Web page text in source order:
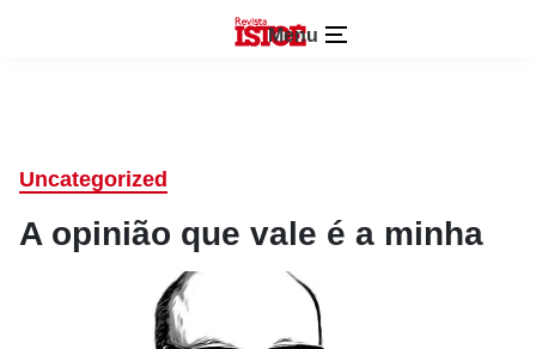
Menu
Uncategorized
A opinião que vale é a minha